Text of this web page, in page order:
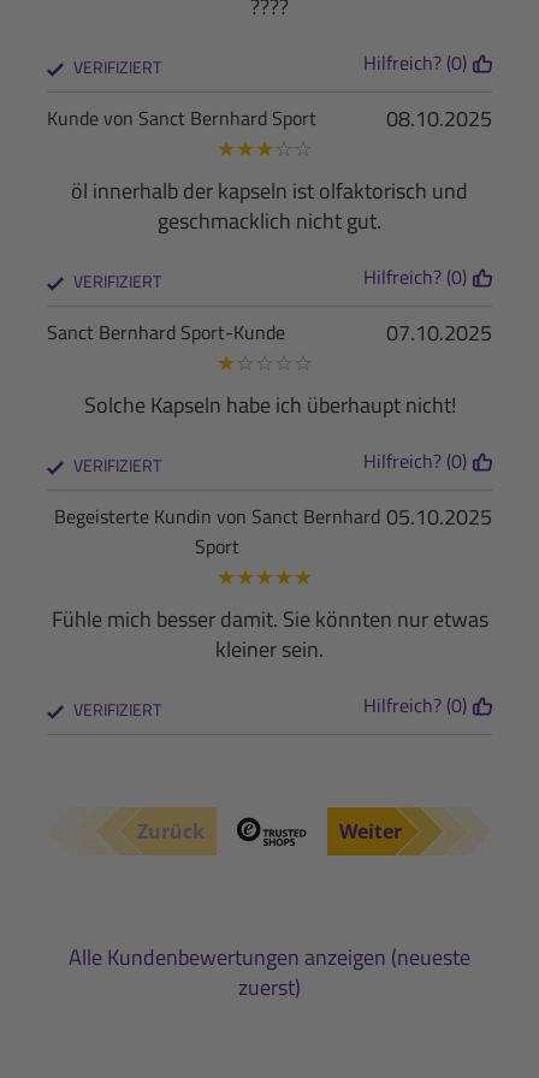
????
VERIFIZIERT Hilfreich? (0)
08.10.2025
Kunde von Sanct Bernhard Sport
★★★☆☆
öl innerhalb der kapseln ist olfaktorisch und
geschmacklich nicht gut.
VERIFIZIERT Hilfreich? (0)
07.10.2025
Sanct Bernhard Sport-Kunde
★☆☆☆☆
Solche Kapseln habe ich überhaupt nicht!
VERIFIZIERT Hilfreich? (0)
05.10.2025
Begeisterte Kundin von Sanct Bernhard
Sport
★★★★★
Fühle mich besser damit. Sie könnten nur etwas
kleiner sein.
VERIFIZIERT Hilfreich? (0)
Zurück Weiter
Alle Kundenbewertungen anzeigen (neueste
zuerst)